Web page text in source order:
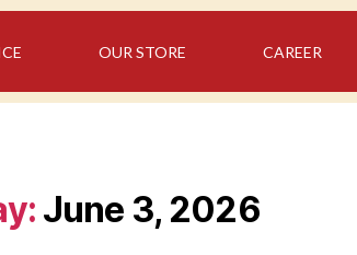
OUR STORE CAREER
June 3, 2026